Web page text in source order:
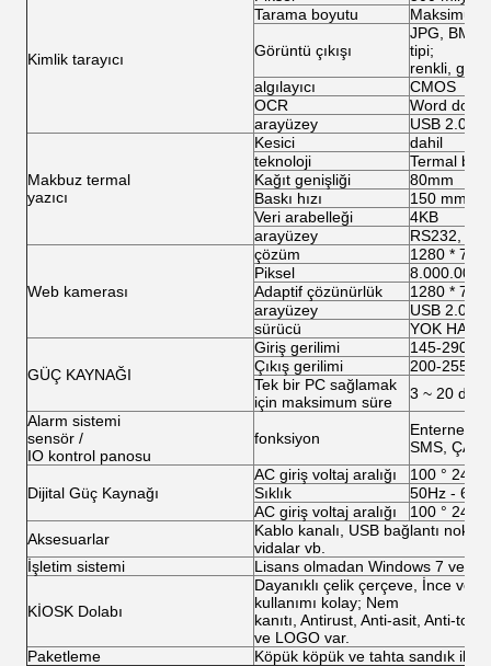
Kimlik tarayıcı
Tarama boyutu
Maksimum
Görüntü çıkışı
JPG, BMP,
tipi;
renkli, gri,
algılayıcı
CMOS
OCR
Word
arayüzey
USB 2.0
Makbuz termal
yazıcı
Kesici
dahil
teknoloji
Termal
Kağıt genişliği
80mm
Baskı hızı
150 mm / s
Veri arabelleği
4KB
arayüzey
RS232,
Web kamerası
çözüm
1280 * 720
Piksel
8.000.000
Adaptif çözünürlük
1280 * 720
arayüzey
USB 2.0
sürücü
YOK HAYIR
GÜÇ KAYNAĞI
Giriş gerilimi
145-290va
Çıkış gerilimi
200-255va
Tek bir PC sağlamak
için maksimum süre
3 ~ 20
Alarm sistemi
sensör /
IO kontrol panosu
fonksiyon
Enternet
SMS,
Dijital Güç Kaynağı
AC giriş voltaj aralığı
100 °
Sıklık
50Hz -
AC giriş voltaj aralığı
100 °
Aksesuarlar
Kablo kanalı, USB bağlantı
vidalar vb.
İşletim sistemi
Lisans olmadan Windows 7 veya
KİOSK Dolabı
Dayanıklı çelik çerçeve, İnce ve
kullanımı kolay; Nem
kanıtı, Antirust, Anti-asit, Anti-
ve LOGO var.
Paketleme
Köpük köpük ve tahta sandık ile